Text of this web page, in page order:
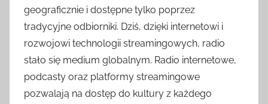
geograficznie i dostępne tylko poprzez
tradycyjne odbiorniki. Dziś, dzięki internetowi i
rozwojowi technologii streamingowych, radio
stało się medium globalnym. Radio internetowe,
podcasty oraz platformy streamingowe
pozwalają na dostęp do kultury z każdego